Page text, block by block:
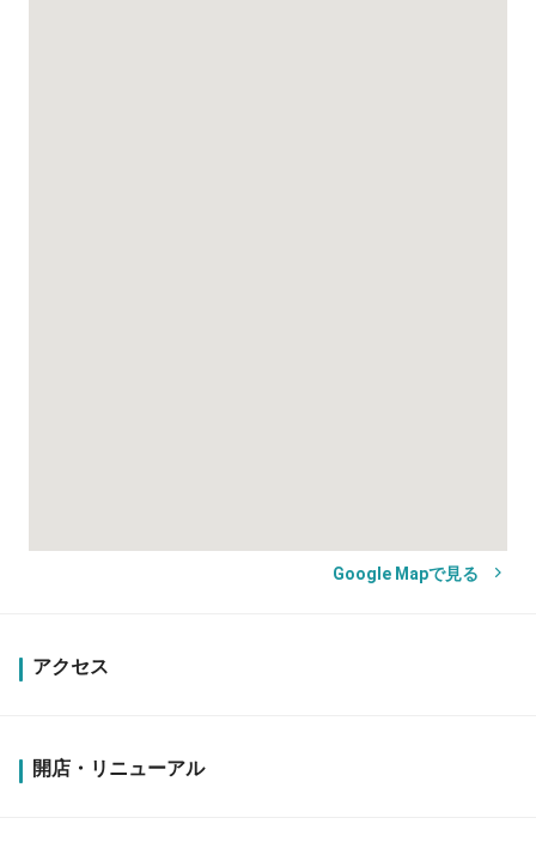
Google Mapで見る
アクセス
開店・リニューアル